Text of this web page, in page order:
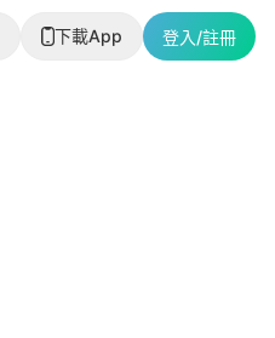
下載App 登入/註冊